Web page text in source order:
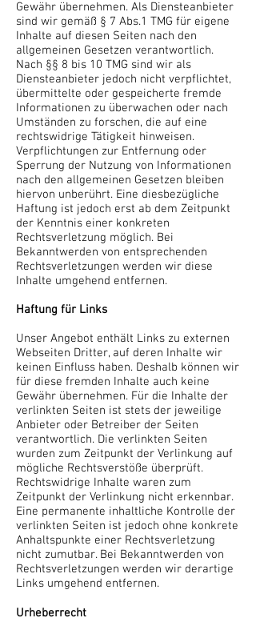
Gewähr übernehmen. Als Diensteanbieter
sind wir gemäß § 7 Abs.1 TMG für eigene
Inhalte auf diesen Seiten nach den
allgemeinen Gesetzen verantwortlich.
Nach §§ 8 bis 10 TMG sind wir als
Diensteanbieter jedoch nicht verpflichtet,
übermittelte oder gespeicherte fremde
Informationen zu überwachen oder nach
Umständen zu forschen, die auf eine
rechtswidrige Tätigkeit hinweisen.
Verpflichtungen zur Entfernung oder
Sperrung der Nutzung von Informationen
nach den allgemeinen Gesetzen bleiben
hiervon unberührt. Eine diesbezügliche
Haftung ist jedoch erst ab dem Zeitpunkt
der Kenntnis einer konkreten
Rechtsverletzung möglich. Bei
Bekanntwerden von entsprechenden
Rechtsverletzungen werden wir diese
Inhalte umgehend entfernen.
Haftung für Links
Unser Angebot enthält Links zu externen
Webseiten Dritter, auf deren Inhalte wir
keinen Einfluss haben. Deshalb können wir
für diese fremden Inhalte auch keine
Gewähr übernehmen. Für die Inhalte der
verlinkten Seiten ist stets der jeweilige
Anbieter oder Betreiber der Seiten
verantwortlich. Die verlinkten Seiten
wurden zum Zeitpunkt der Verlinkung auf
mögliche Rechtsverstöße überprüft.
Rechtswidrige Inhalte waren zum
Zeitpunkt der Verlinkung nicht erkennbar.
Eine permanente inhaltliche Kontrolle der
verlinkten Seiten ist jedoch ohne konkrete
Anhaltspunkte einer Rechtsverletzung
nicht zumutbar. Bei Bekanntwerden von
Rechtsverletzungen werden wir derartige
Links umgehend entfernen.
Urheberrecht